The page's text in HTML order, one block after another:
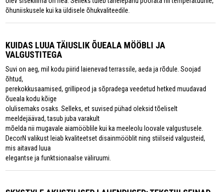
õhuniiskusele kui ka üldisele õhukvaliteedile.
KUIDAS LUUA TÄIUSLIK ÕUEALA MÖÖBLI JA
VALGUSTITEGA
Suvi on aeg, mil kodu piirid laienevad terrassile, aeda ja rõdule. Soojad
õhtud,
perekokkusaamised, grillipeod ja sõpradega veedetud hetked muudavad
õueala kodu kõige
olulisemaks osaks. Selleks, et suvised pühad oleksid tõeliselt
meeldejäävad, tasub juba varakult
mõelda nii mugavale aiamööblile kui ka meeleolu loovale valgustusele.
DecorN valikust leiab kvaliteetset disainmööblit ning stiilseid valgusteid,
mis aitavad luua
elegantse ja funktsionaalse väliruumi.